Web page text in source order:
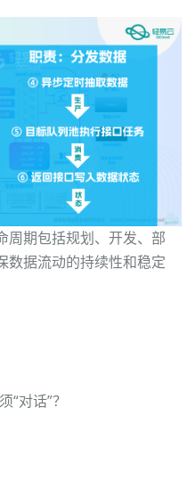
周期包括规划、开发、部
数据流动的持续性和稳定
“对话”？